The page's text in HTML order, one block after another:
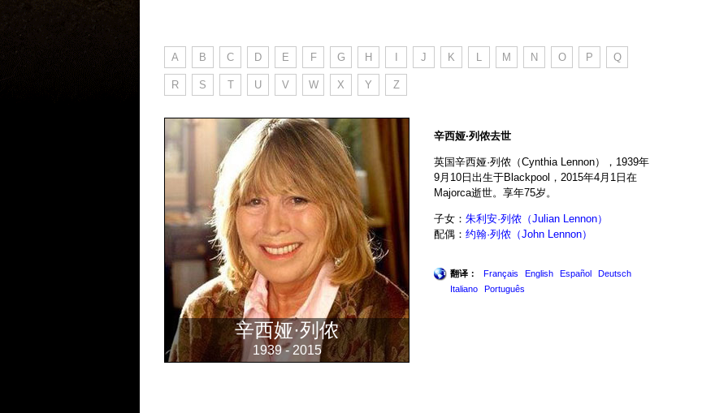
A B C D E F G H J K L M N O P Q
R S T U V W X Y Z
辛西娅·列侬
1939 - 2015
辛西娅·列侬去世
英国辛西娅·列侬（Cynthia Lennon），1939年
9月10日出生于Blackpool，2015年4月1日在
Majorca逝世。享年75岁。
子女： 朱利安·列侬（Julian Lennon）
配偶： 约翰·列侬（John Lennon）
翻译： Français English Español
Deutsch
Italiano
Português